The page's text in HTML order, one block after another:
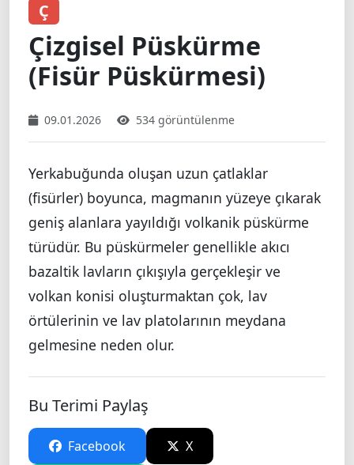
Ç
Çizgisel Püskürme
(Fisür Püskürmesi)
09.01.2026 534 görüntülenme
Yerkabuğunda oluşan uzun çatlaklar
(fisürler) boyunca, magmanın yüzeye çıkarak
geniş alanlara yayıldığı volkanik püskürme
türüdür. Bu püskürmeler genellikle akıcı
bazaltik lavların çıkışıyla gerçekleşir ve
volkan konisi oluşturmaktan çok, lav
örtülerinin ve lav platolarının meydana
gelmesine neden olur.
Bu Terimi Paylaş
Facebook X